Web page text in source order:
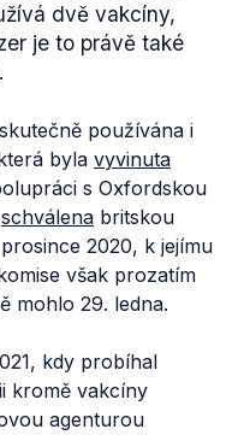
dvě vakcíny,
je to právě také
používána i
byla vyvinuta
s Oxfordskou
schválena britskou
2020, k jejímu
však prozatím
mohlo 29. ledna.
kdy probíhal
kromě vakcíny
agenturou